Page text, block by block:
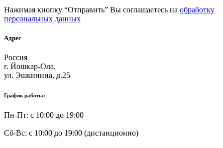
Нажимая кнопку “Отправить” Вы соглашаетесь на обработку
персональных данных
Адрес
Россия
г. Йошкар-Ола,
ул. Эшкинина, д.25
График работы:
Пн-Пт: с 10:00 до 19:00
Сб-Вс: с 10:00 до 19:00 (дистанционно)